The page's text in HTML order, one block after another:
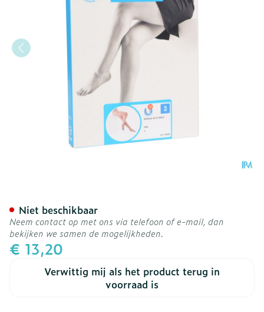
€ 13,20
Verwittig mij als het product terug in
voorraad is
Niet beschikbaar
Neem contact op met ons via telefoon of e-mail, dan
bekijken we samen de mogelijkheden.